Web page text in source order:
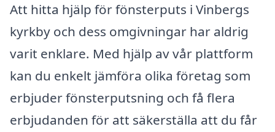
Att hitta hjälp för fönsterputs i Vinbergs
kyrkby och dess omgivningar har aldrig
varit enklare. Med hjälp av vår plattform
kan du enkelt jämföra olika företag som
erbjuder fönsterputsning och få flera
erbjudanden för att säkerställa att du får